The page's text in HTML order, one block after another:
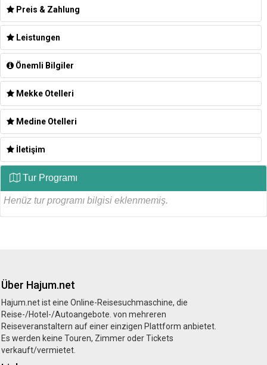
Preis & Zahlung
Leistungen
Önemli Bilgiler
Mekke Otelleri
Medine Otelleri
İletişim
Tur Programı
Henüz tur programı bilgisi eklenmemiş.
Über Hajum.net
Hajum.net ist eine Online-Reisesuchmaschine, die
Reise-/Hotel-/Autoangebote. von mehreren
Reiseveranstaltern auf einer einzigen Plattform anbietet.
Es werden keine Touren, Zimmer oder Tickets
verkauft/vermietet.